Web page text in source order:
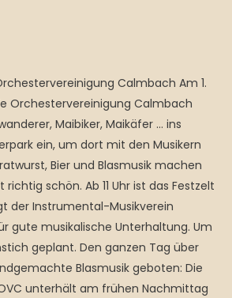
Calmbach Am 1.
Orchestervereinigung Calmbach
Maibiker, Maikäfer … ins
ein, um dort mit den Musikern
Bier und Blasmusik machen
schön. Ab 11 Uhr ist das Festzelt
der Instrumental-Musikverein
gute musikalische Unterhaltung. Um
geplant. Den ganzen Tag über
Blasmusik geboten: Die
unterhält am frühen Nachmittag